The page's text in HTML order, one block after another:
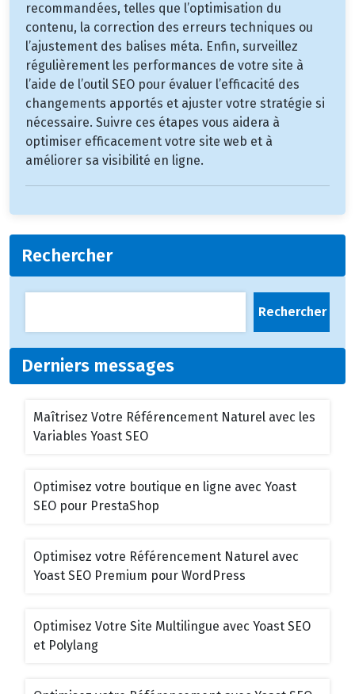
recommandées, telles que l’optimisation du
contenu, la correction des erreurs techniques ou
l’ajustement des balises méta. Enfin, surveillez
régulièrement les performances de votre site à
l’aide de l’outil SEO pour évaluer l’efficacité des
changements apportés et ajuster votre stratégie si
nécessaire. Suivre ces étapes vous aidera à
optimiser efficacement votre site web et à
améliorer sa visibilité en ligne.
Rechercher
Rechercher
Derniers messages
Maîtrisez Votre Référencement Naturel avec les
Variables Yoast SEO
Optimisez votre boutique en ligne avec Yoast
SEO pour PrestaShop
Optimisez votre Référencement Naturel avec
Yoast SEO Premium pour WordPress
Optimisez Votre Site Multilingue avec Yoast SEO
et Polylang